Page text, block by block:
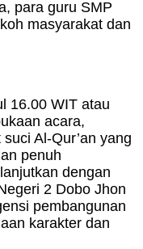
para guru SMP
masyarakat dan
16.00 WIT atau
acara,
Al-Qur’an yang
penuh
dengan
2 Dobo Jhon
pembangunan
karakter dan